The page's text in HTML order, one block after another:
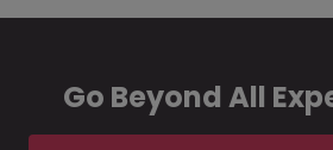
Go Beyond All